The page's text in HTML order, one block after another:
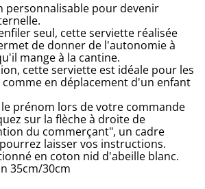
personnalisable pour devenir
seul, cette serviette réalisée
de donner de l'autonomie à
mange à la cantine.
cette serviette est idéale pour les
comme en déplacement d'un enfant
prénom lors de votre commande
sur la flèche à droite de
du commerçant", un cadre
laisser vos instructions.
en coton nid d'abeille blanc.
35cm/30cm